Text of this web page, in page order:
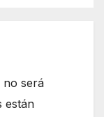
no será
están